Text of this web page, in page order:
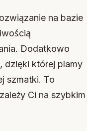
na bazie
Dodatkowo
dzięki której plamy
szmatki. To
Ci na szybkim